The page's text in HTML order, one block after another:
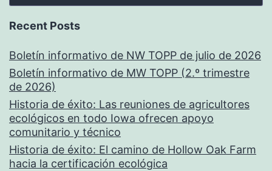
Recent Posts
Boletín informativo de NW TOPP de julio de 2026
Boletín informativo de MW TOPP (2.º trimestre
de 2026)
Historia de éxito: Las reuniones de agricultores
ecológicos en todo Iowa ofrecen apoyo
comunitario y técnico
Historia de éxito: El camino de Hollow Oak Farm
hacia la certificación ecológica